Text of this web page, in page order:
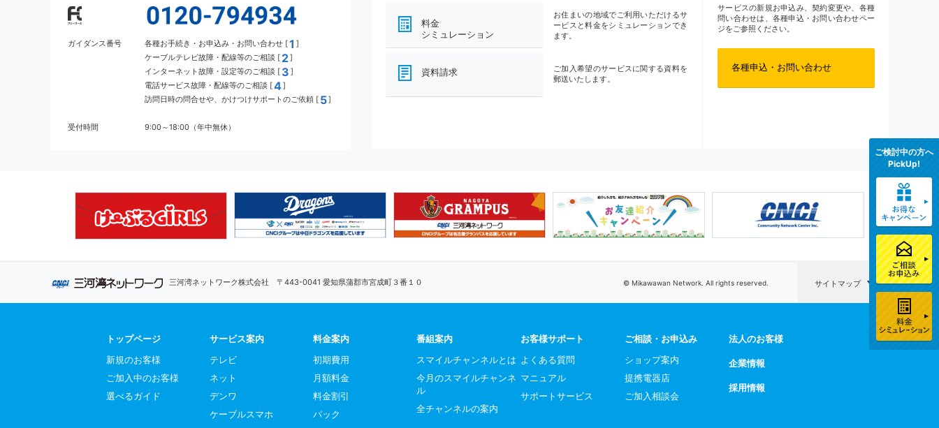
ガイダンス番号 各種お手続き・お申込み・お問い合わせ [1 ]
ケーブルテレビ故障・配線等のご相談 [ 2]
インターネット故障・設定等のご相談 [ 3 ]
電話サービス故障・配線等のご相談 [4]
訪問日時の問合せや、かけつけサポートのご依頼 [ 5]
受付時間 9:00～18:00（年中無休）
料金
シミュレーション
お住まいの地域でご利用いただけるサ
ービスと料金をシミュレーションでき
ます。
資料請求
ご加入希望のサービスに関する資料を
郵送いたします。
サービスの新規お申込み、契約変更や、各種
問い合わせは、各種申込・お問い合わせペー
ジをご参照ください。
各種申込・お問い合わせ
三河湾ネットワーク株式会社 〒443-0041 愛知県蒲郡市宮成町３番１０ © Mikawawan Network. All rights reserved. サイトマップ
トップページ
新規のお客様
ご加入中のお客様
選べるガイド
サービス案内
テレビ
ネット
デンワ
ケーブルスマホ
料金案内
初期費用
月額料金
料金割引
パック
番組案内
スマイルチャンネルとは
今月のスマイルチャンネ
ル
全チャンネルの案内
お客様サポート
よくある質問
マニュアル
サポートサービス
ご相談・お申込み
ショップ案内
提携電器店
ご加入相談会
法人のお客様
企業情報
採用情報
ご検討中の方へ
PickUp!